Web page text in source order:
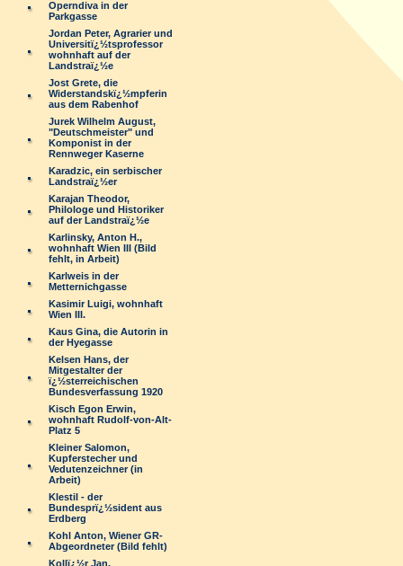
Operndiva in der
Parkgasse
Jordan Peter, Agrarier und
Universitï¿½tsprofessor
wohnhaft auf der
Landstraï¿½e
Jost Grete, die
Widerstandskï¿½mpferin
aus dem Rabenhof
Jurek Wilhelm August,
"Deutschmeister" und
Komponist in der
Rennweger Kaserne
Karadzic, ein serbischer
Landstraï¿½er
Karajan Theodor,
Philologe und Historiker
auf der Landstraï¿½e
Karlinsky, Anton H.,
wohnhaft Wien III (Bild
fehlt, in Arbeit)
Karlweis in der
Metternichgasse
Kasimir Luigi, wohnhaft
Wien III.
Kaus Gina, die Autorin in
der Hyegasse
Kelsen Hans, der
Mitgestalter der
ï¿½sterreichischen
Bundesverfassung 1920
Kisch Egon Erwin,
wohnhaft Rudolf-von-Alt-
Platz 5
Kleiner Salomon,
Kupferstecher und
Vedutenzeichner (in
Arbeit)
Klestil - der
Bundesprï¿½sident aus
Erdberg
Kohl Anton, Wiener GR-
Abgeordneter (Bild fehlt)
Kollï¿½r Jan,